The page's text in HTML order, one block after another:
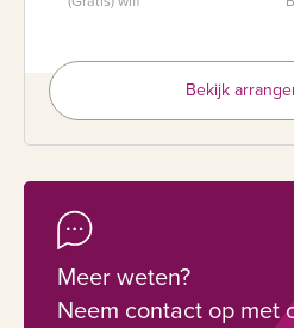
Bekijk
Meer weten?
Neem contact op met